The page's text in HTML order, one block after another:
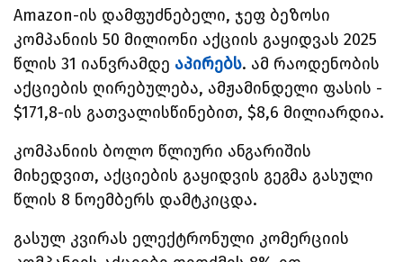
Amazon-ის დამფუძნებელი, ჯეფ ბეზოსი
კომპანიის 50 მილიონი აქციის გაყიდვას 2025
წლის 31 იანვრამდე აპირებს. ამ რაოდენობის
აქციების ღირებულება, ამჟამინდელი ფასის -
$171,8-ის გათვალისწინებით, $8,6 მილიარდია.
კომპანიის ბოლო წლიური ანგარიშის
მიხედვით, აქციების გაყიდვის გეგმა გასული
წლის 8 ნოემბერს დამტკიცდა.
გასულ კვირას ელექტრონული კომერციის